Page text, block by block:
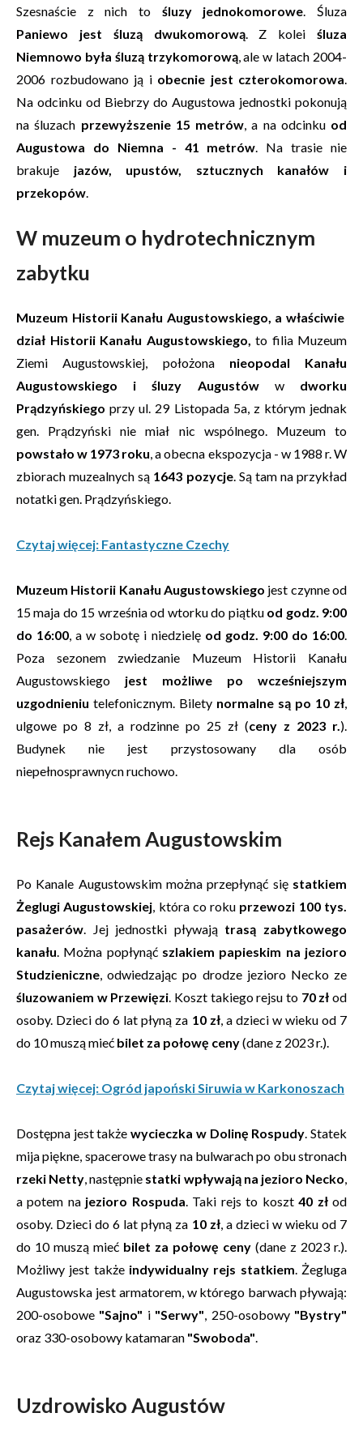
Szesnaście z nich to śluzy jednokomorowe. Śluza
Paniewo jest śluzą dwukomorową. Z kolei śluza
Niemnowo była śluzą trzykomorową, ale w latach 2004-
2006 rozbudowano ją i obecnie jest czterokomorowa.
Na odcinku od Biebrzy do Augustowa jednostki pokonują
na śluzach przewyższenie 15 metrów, a na odcinku od
Augustowa do Niemna - 41 metrów. Na trasie nie
brakuje jazów, upustów, sztucznych kanałów i
przekopów.
W muzeum o hydrotechnicznym
zabytku
Muzeum Historii Kanału Augustowskiego, a właściwie
dział Historii Kanału Augustowskiego, to filia Muzeum
Ziemi Augustowskiej, położona nieopodal Kanału
Augustowskiego i śluzy Augustóww dworku
Prądzyńskiego przy ul. 29 Listopada 5a, z którym jednak
gen. Prądzyński nie miał nic wspólnego. Muzeum to
powstało w 1973 roku, a obecna ekspozycja - w 1988 r. W
zbiorach muzealnych są 1643 pozycje. Są tam na przykład
notatki gen. Prądzyńskiego.
Czytaj więcej: Fantastyczne Czechy
Muzeum Historii Kanału Augustowskiego jest czynne od
15 maja do 15 września od wtorku do piątku od godz. 9:00
do 16:00, a w sobotę i niedzielę od godz. 9:00 do 16:00.
Poza sezonem zwiedzanie Muzeum Historii Kanału
Augustowskiego jest możliwe po wcześniejszym
uzgodnieniu telefonicznym. Bilety normalne są po 10 zł,
ulgowe po 8 zł, a rodzinne po 25 zł (ceny z 2023 r.).
Budynek nie jest przystosowany dla osób
niepełnosprawnycn ruchowo.
Rejs Kanałem Augustowskim
Po Kanale Augustowskim można przepłynąć się statkiem
Żeglugi Augustowskiej, która co roku przewozi 100 tys.
pasażerów. Jej jednostki pływają trasą zabytkowego
kanału. Można popłynąć szlakiem papieskim na jezioro
Studzieniczne, odwiedzając po drodze jezioro Necko ze
śluzowaniem w Przewięzi. Koszt takiego rejsu to 70 złod
osoby. Dzieci do 6 lat płyną za 10 zł, a dzieci w wieku od 7
do 10 muszą mieć bilet za połowę ceny(dane z 2023 r.).
Czytaj więcej: Ogród japoński Siruwia w Karkonoszach
Dostępna jest takżewycieczka w Dolinę Rospudy. Statek
mija piękne, spacerowe trasy na bulwarach po obu stronach
rzeki Netty, następnie statki wpływają na jezioro Necko,
a potem na jezioro Rospuda. Taki rejs to koszt40 złod
osoby. Dzieci do 6 lat płyną za 10 zł, a dzieci w wieku od 7
do 10 muszą mieć bilet za połowę ceny (dane z 2023 r.).
Możliwy jest także indywidualny rejs statkiem. Żegluga
Augustowska jest armatorem, w którego barwach pływają:
200-osobowe "Sajno" i "Serwy", 250-osobowy "Bystry"
oraz 330-osobowy katamaran "Swoboda".
Uzdrowisko Augustów